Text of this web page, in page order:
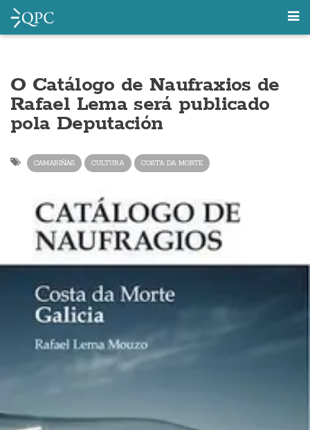
O Catálogo de Naufraxios de
Rafael Lema será publicado
pola Deputación
CAMARIÑAS CULTURA COSTA DA MORTE